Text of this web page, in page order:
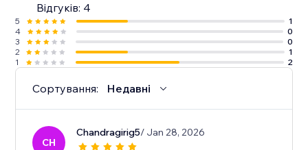
Відгуків: 4
5
1
4
0
3
0
2
1
1
2
Сортування: Недавні
CH
Chandragirig5/ Jan 28, 2026